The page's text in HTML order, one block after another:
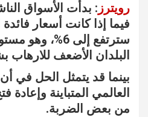
رويترز : بدأت الأسواق
فيما إذا كانت أسعار
سترتفع إلى 6%،
البلدان الأضعف للارهاب
بينما قد يتمثل الحل في
العالمي المتباينة
من بعض الضربة.